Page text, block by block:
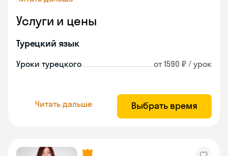
Услуги и цены
Турецкий язык
Уроки турецкого от 1590 ₽ / урок
Читать дальше Выбрать время